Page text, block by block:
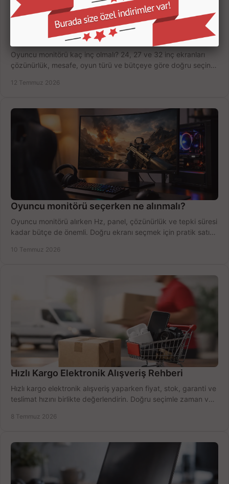
Oyuncu Monitörü Kaç İnç Olmalı? Doğru Seçim
Oyuncu monitörü kaç inç olmalı? 24, 27 ve 32 inç ekranları
çözünürlük, mesafe, oyun türü ve bütçeye göre doğru seçin,
12 Temmuz 2026
Oyuncu monitörü seçerken ne alınmalı?
Oyuncu monitörü alırken Hz, panel, çözünürlük ve tepki süresi
kadar bütçe de önemli. Doğru ekranı seçmek için pratik satın
10 Temmuz 2026
Hızlı Kargo Elektronik Alışveriş Rehberi
Hızlı kargo elektronik alışveriş yaparken fiyat, stok, garanti ve
teslimat hızını birlikte değerlendirin. Doğru seçimle zaman ve
8 Temmuz 2026